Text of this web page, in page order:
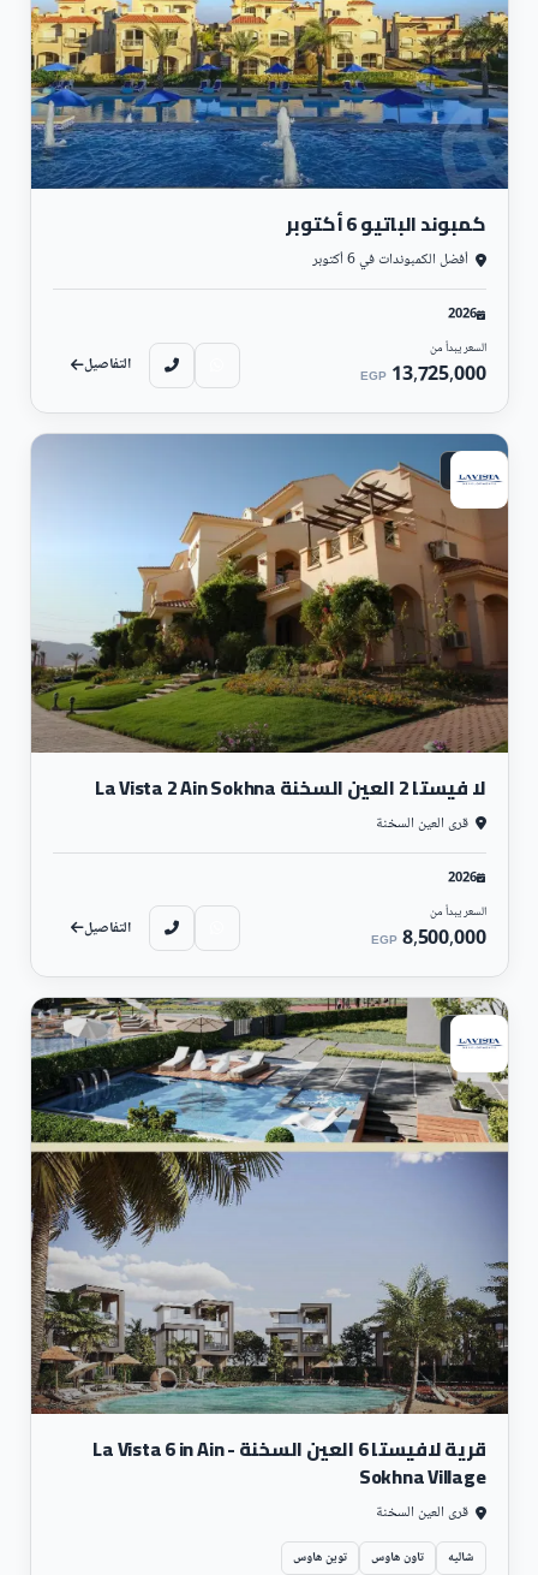
كمبوند الباتيو 6 أكتوبر
أفضل الكمبوندات في 6 أكتوبر
2026
السعر يبدأ من
13,725,000
EGP التفاصيل
ساحلي
لا فيستا 2 العين السخنة La Vista 2 Ain Sokhna
قرى العين السخنة
2026
السعر يبدأ من
8,500,000
EGP التفاصيل
ساحلي
قرية لافيستا 6 العين السخنة - La Vista 6 in Ain
Sokhna Village
قرى العين السخنة
شاليه تاون هاوس توين هاوس